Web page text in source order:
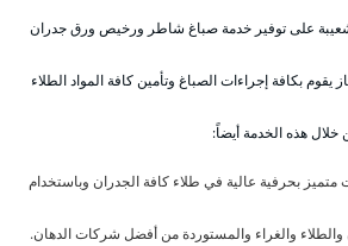
على توفير خدمة صباغ شاطر ورخيص ورق جدران
بكافة إجراءات الصباغ وتأمين كافة المواد الطلاء
خلال هذه الخدمة أيضاً:
بحرفية عالية في طلاء كافة الجدران وباستخدام
والطلاء والغراء والمستوردة من أفضل شركات الدهان.